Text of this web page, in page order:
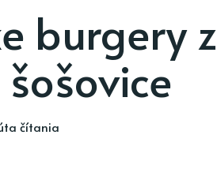
burgery z
čítania